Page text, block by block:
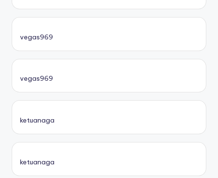
vegas969
vegas969
ketuanaga
ketuanaga